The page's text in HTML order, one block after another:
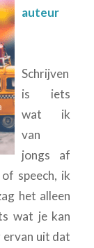
auteur
Schrijven
is iets
wat ik
van
jongs af
speech, ik
het alleen
wat je kan
ervan uit dat